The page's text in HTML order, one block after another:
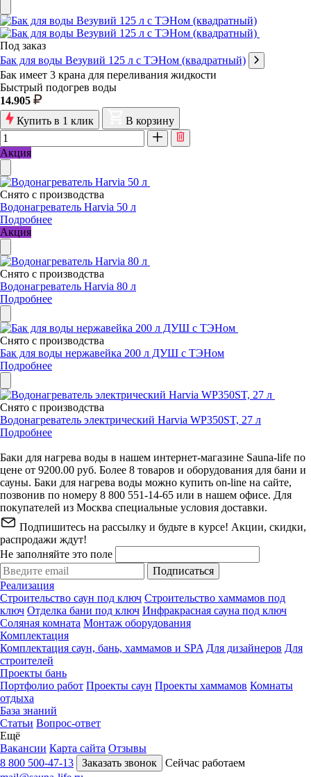
Под заказ
Бак для воды Везувий 125 л с ТЭНом (квадратный)
Бак имеет 3 крана для переливания жидкости
Быстрый подогрев воды
14.905
Купить в 1 клик
В корзину
Акция
Снято с производства
Водонагреватель Harvia 50 л
Подробнее
Акция
Снято с производства
Водонагреватель Harvia 80 л
Подробнее
Снято с производства
Бак для воды нержавейка 200 л ДУШ с ТЭНом
Подробнее
Снято с производства
Водонагреватель электрический Harvia WP350ST, 27 л
Подробнее
Баки для нагрева воды в нашем интернет-магазине Sauna-life по
цене от 9200.00 руб. Более 8 товаров и оборудования для бани и
сауны. Баки для нагрева воды можно купить on-line на сайте,
позвонив по номеру 8 800 551-14-65 или в нашем офисе. Для
покупателей из Москва специальные условия доставки.
Подпишитесь на рассылку и будьте в курсе! Акции, скидки,
распродажи ждут!
Не заполняйте это поле
Подписаться
Реализация
Строительство саун под ключ Строительство хаммамов под
ключ Отделка бани под ключ Инфракрасная сауна под ключ
Соляная комната Монтаж оборудования
Комплектация
Комплектация саун, бань, хаммамов и SPA Для дизайнеров Для
строителей
Проекты бань
Портфолио работ Проекты саун Проекты хаммамов Комнаты
отдыха
База знаний
Статьи Вопрос-ответ
Ещё
Вакансии Карта сайта Отзывы
8 800 500-47-13
Заказать звонок
Сейчас работаем